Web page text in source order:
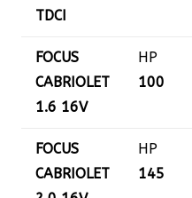
TDCI
FOCUS
CABRIOLET
1.6 16V
HP
100
FOCUS
CABRIOLET
HP
145